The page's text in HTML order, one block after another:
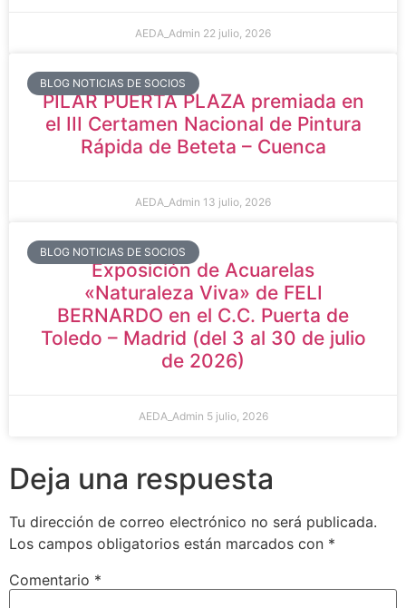
AEDA_Admin 22 julio, 2026
BLOG NOTICIAS DE SOCIOS
PILAR PUERTA PLAZA premiada en
el III Certamen Nacional de Pintura
Rápida de Beteta – Cuenca
AEDA_Admin 13 julio, 2026
BLOG NOTICIAS DE SOCIOS
Exposición de Acuarelas
«Naturaleza Viva» de FELI
BERNARDO en el C.C. Puerta de
Toledo – Madrid (del 3 al 30 de julio
de 2026)
AEDA_Admin 5 julio, 2026
Deja una respuesta
Tu dirección de correo electrónico no será publicada.
Los campos obligatorios están marcados con *
Comentario *